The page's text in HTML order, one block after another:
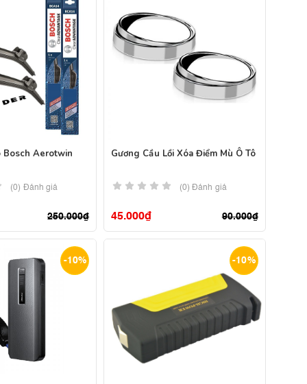
Bosch Aerotwin
(0) Đánh giá
250.000₫
Gương Cầu Lồi Xóa Điểm Mù Ô Tô
(0) Đánh giá
90.000₫
45.000₫
-10% -10%